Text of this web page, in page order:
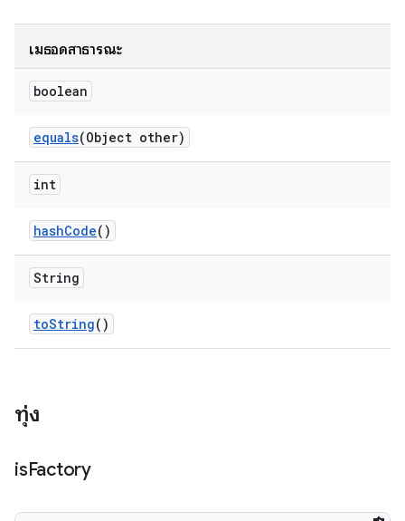
เมธอดสาธารณะ
boolean
equals(Object other)
int
hashCode()
String
toString()
ทุ่ง
isFactory